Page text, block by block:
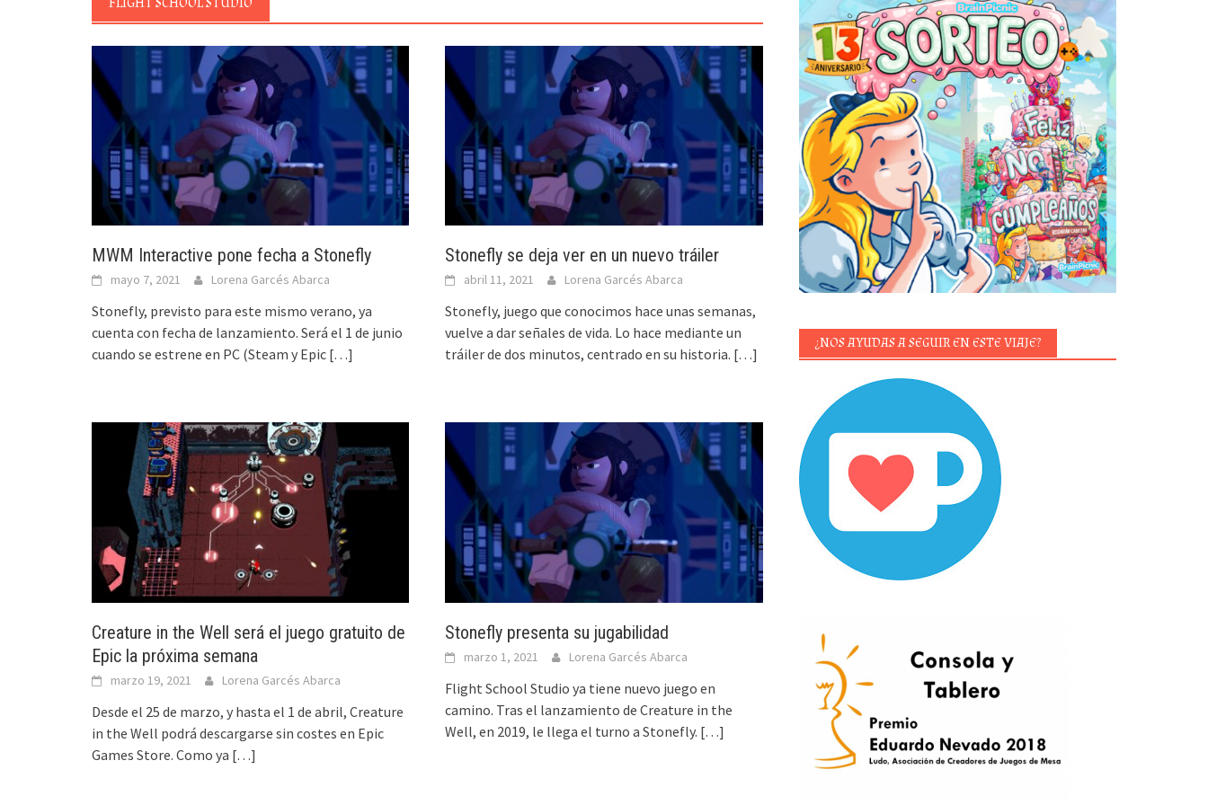
MWM Interactive pone fecha a Stonefly
mayo 7, 2021 Lorena Garcés Abarca
Stonefly, previsto para este mismo verano, ya
cuenta con fecha de lanzamiento. Será el 1 de junio
cuando se estrene en PC (Steam y Epic […]
Stonefly se deja ver en un nuevo tráiler
abril 11, 2021 Lorena Garcés Abarca
Stonefly, juego que conocimos hace unas semanas,
vuelve a dar señales de vida. Lo hace mediante un
tráiler de dos minutos, centrado en su historia. […]
Creature in the Well será el juego gratuito de
Epic la próxima semana
marzo 19, 2021 Lorena Garcés Abarca
Desde el 25 de marzo, y hasta el 1 de abril, Creature
in the Well podrá descargarse sin costes en Epic
Games Store. Como ya […]
Stonefly presenta su jugabilidad
marzo 1, 2021 Lorena Garcés Abarca
Flight School Studio ya tiene nuevo juego en
camino. Tras el lanzamiento de Creature in the
Well, en 2019, le llega el turno a Stonefly. […]
¿NOS AYUDAS A SEGUIR EN ESTE VIAJE?